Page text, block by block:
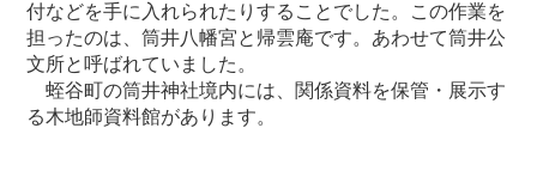
付などを手に入れられたりすることでした。この作業を
担ったのは、筒井八幡宮と帰雲庵です。あわせて筒井公
文所と呼ばれていました。
蛭谷町の筒井神社境内には、関係資料を保管・展示す
る木地師資料館があります。